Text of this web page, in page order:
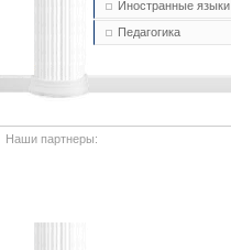
Иностранные языки
Педагогика
Наши партнеры: